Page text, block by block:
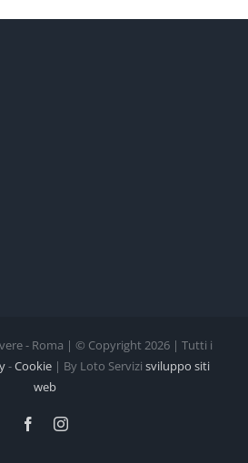
- Roma | © Copyright 2026 | Tutti i
-Cookie | By Loto Servizi sviluppo siti
web
FacebookInstagram